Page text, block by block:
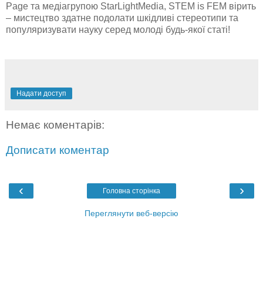
Page та медіагрупою StarLightMedia, STEM is FEM вірить
– мистецтво здатне подолати шкідливі стереотипи та
популяризувати науку серед молоді будь-якої статі!
Надати доступ
Немає коментарів:
Дописати коментар
‹ ›
Головна сторінка
Переглянути веб-версію